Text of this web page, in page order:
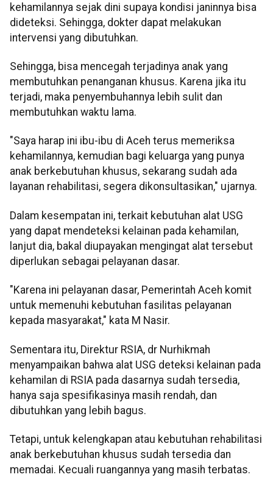
kehamilannya sejak dini supaya kondisi janinnya bisa
dideteksi. Sehingga, dokter dapat melakukan
intervensi yang dibutuhkan.
Sehingga, bisa mencegah terjadinya anak yang
membutuhkan penanganan khusus. Karena jika itu
terjadi, maka penyembuhannya lebih sulit dan
membutuhkan waktu lama.
"Saya harap ini ibu-ibu di Aceh terus memeriksa
kehamilannya, kemudian bagi keluarga yang punya
anak berkebutuhan khusus, sekarang sudah ada
layanan rehabilitasi, segera dikonsultasikan," ujarnya.
Dalam kesempatan ini, terkait kebutuhan alat USG
yang dapat mendeteksi kelainan pada kehamilan,
lanjut dia, bakal diupayakan mengingat alat tersebut
diperlukan sebagai pelayanan dasar.
"Karena ini pelayanan dasar, Pemerintah Aceh komit
untuk memenuhi kebutuhan fasilitas pelayanan
kepada masyarakat," kata M Nasir.
Sementara itu, Direktur RSIA, dr Nurhikmah
menyampaikan bahwa alat USG deteksi kelainan pada
kehamilan di RSIA pada dasarnya sudah tersedia,
hanya saja spesifikasinya masih rendah, dan
dibutuhkan yang lebih bagus.
Tetapi, untuk kelengkapan atau kebutuhan rehabilitasi
anak berkebutuhan khusus sudah tersedia dan
memadai. Kecuali ruangannya yang masih terbatas.